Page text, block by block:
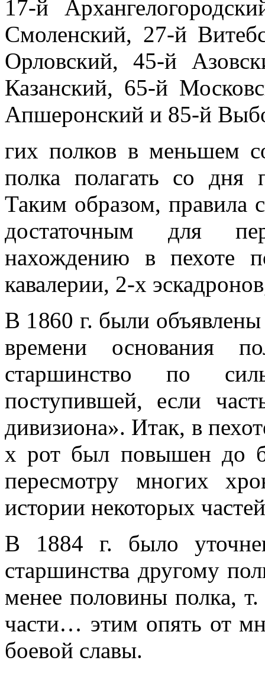
17-й
Смоленский, 27-й
Орловский, 45-й
Казанский, 65-й
Апшеронский и 85-й
гих полков в меньшем
полка полагать со дня
Таким образом, правила
достаточным для
нахождению в пехоте
кавалерии, 2-х
В 1860 г. были
времени основания
старшинство по
поступившей, если
дивизиона». Итак, в
х рот был по­вышен до
пере­смотру многих
истории некоторых
В 1884 г. было
старшинства другому
менее половины полка,
части… этим опять от
боевой славы.